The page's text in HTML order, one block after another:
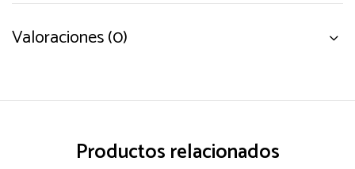
Valoraciones (0)
Productos relacionados